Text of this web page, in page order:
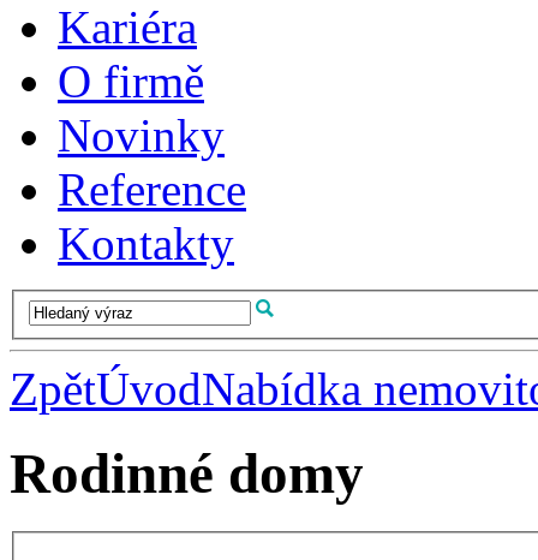
Kariéra
O firmě
Novinky
Reference
Kontakty
ZpětÚvodNabídka
Rodinné domy